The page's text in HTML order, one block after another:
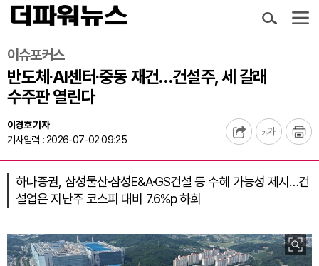
이슈포커스
반도체·AI센터·중동 재건…건설주, 세 갈래
수주판 열린다
이경호 기자
기사입력 : 2026-07-02 09:25
하나증권, 삼성물산·삼성E&A·GS건설 등 수혜 가능성 제시…건
설업은 지난주 코스피 대비 7.6%p 하회